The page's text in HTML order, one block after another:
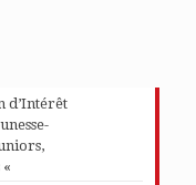
d’Intérêt